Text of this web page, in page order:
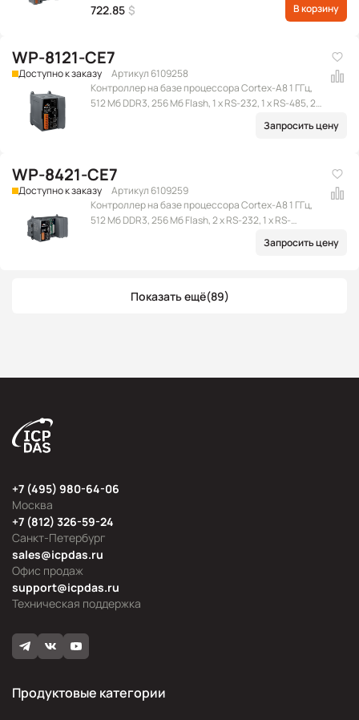
722.85 $ В корзину
WP-8121-CE7
Доступно к заказу
Артикул 6109258
Контроллер на базе процессора Cortex-A8 1 ГГц,
512 Мб DDR3, 256 Мб Flash, 1 x RS-232, 1 x RS-485, 2 x
Запросить цену
WP-8421-CE7
Доступно к заказу
Артикул 6109259
Контроллер на базе процессора Cortex-A8 1 ГГц,
512 Мб DDR3, 256 Мб Flash, 2 x RS-232, 1 x RS-
microSD, 4 слота расширения, Win CE 7.0
Запросить цену
Показать ещё(89)
Москва
+7 (495) 980-64-06
Офис продаж
sales@icpdas.ru
Санкт-Петербург
+7 (812) 326-59-24
Техническая поддержка
support@icpdas.ru
Продуктовые категории